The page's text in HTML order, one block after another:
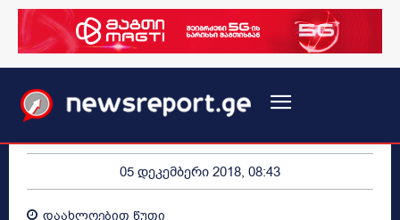
05 დეკემბერი 2018, 08:43
დაახლოებით წუთი